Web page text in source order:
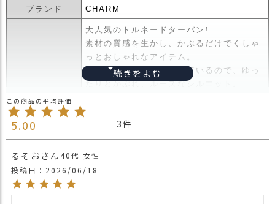
小
話
返
ブランド CHARM
商品詳細
大人気のトルネードターバン!
素材の質感を生かし、かぶるだけでくしゃ
っとおしゃれなアイテム。
伸縮性ある生地を使用しているので、ゆっ
たりとかぶれ、ルーズなシルエット。
して、ざっくりワッチにすれば頭のサイズ
の大きい方もゆったりとかぶれくしゅくし
ゅとアレンジすればターバンやネックウォ
ーマーとしても使えます。
5.00 3
るそお 40代 女性
投稿日
2026/06/18